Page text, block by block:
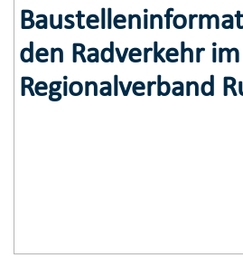
den Radverkehr im
Regionalverband